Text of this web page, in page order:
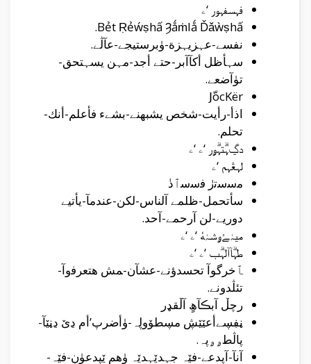
فہسفہور ‘ۦ
Bẻt Ṛẻẃṣhấ Ȝǻṁlǻ Ďǎẁṣhấ.
نفسے-عہزيہزة-ۈبرستيجے-عآڷے.
سہأظل أكآآبر-حتے أجد-مہن يسہتحق-
تۈآضعے.
JّocKër
اذأ-رأيت-شخص يشبهنے-بشےء فأعلم-أنك-
تحلم.
دڲہۗتہۗۅر ‘ۦ ‘ۦ
لہڠہم ‘ۦ
ﻣﺳﺳﺗﺭٰ ﻓﺳﺳﭐﺩٰ
سأتحمل-ظلمے آلناس-لكن-عندمآ-يأتيے
دوريے-لن آرحمے-آحد.
ميہٰﮱۅشہٰﮥ ‘ۦ ‘ۦ
طہۗآآلہۗب ‘ۦ ‘ۦ
ﭑخرگوآ تحسدﺅنے-عشآن-ﻤﺶ هتعرﻓوآ-
تئڷدونے.
رچڵ آبڪآھٍ آڵقډر
ڼڣڛےأعێێڜ مڛطۆوڸہ-ۈأضرپ’أم ڍێ ڍڼێآ-
پاڷطۄۄپہ.
آنآ-آپدعے-فێہ جہدێہدێہ ۈهم ێپدعۈڹ-فێہ-